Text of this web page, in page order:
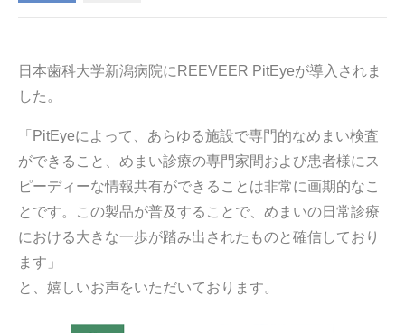
日本歯科大学新潟病院にREEVEER PitEyeが導入されま
した。
「PitEyeによって、あらゆる施設で専門的なめまい検査
ができること、めまい診療の専門家間および患者様にス
ピーディーな情報共有ができることは非常に画期的なこ
とです。この製品が普及することで、めまいの日常診療
における大きな一歩が踏み出されたものと確信しており
ます」
と、嬉しいお声をいただいております。